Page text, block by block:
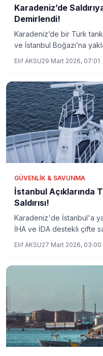
Karadeniz’de
Demirlendi!
Karadeniz’de bir Türk
ve İstanbul Boğazı’na
Elif AKSU29 Mart 2026, 07:01
GÜVENLIK & SAVUNMA
İstanbul Açıklarında
Saldırısı!
Karadeniz'de İstanbul'a
İHA ve İDA destekli çifte
Elif AKSU27 Mart 2026, 03:00